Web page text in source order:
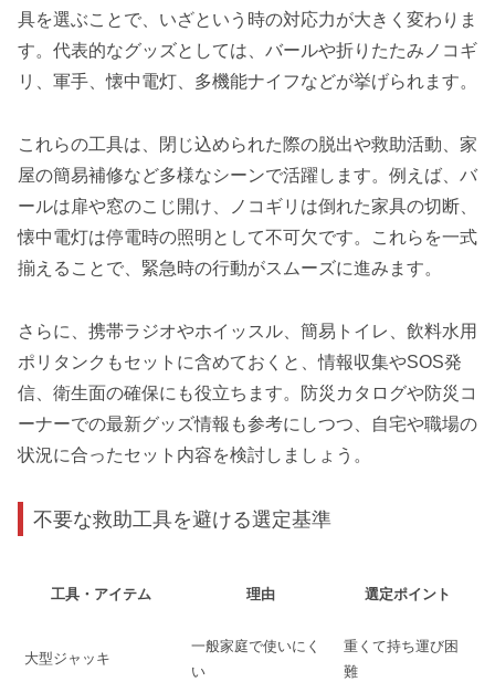
具を選ぶことで、いざという時の対応力が大きく変わりま
す。代表的なグッズとしては、バールや折りたたみノコギ
リ、軍手、懐中電灯、多機能ナイフなどが挙げられます。
これらの工具は、閉じ込められた際の脱出や救助活動、家
屋の簡易補修など多様なシーンで活躍します。例えば、バ
ールは扉や窓のこじ開け、ノコギリは倒れた家具の切断、
懐中電灯は停電時の照明として不可欠です。これらを一式
揃えることで、緊急時の行動がスムーズに進みます。
さらに、携帯ラジオやホイッスル、簡易トイレ、飲料水用
ポリタンクもセットに含めておくと、情報収集やSOS発
信、衛生面の確保にも役立ちます。防災カタログや防災コ
ーナーでの最新グッズ情報も参考にしつつ、自宅や職場の
状況に合ったセット内容を検討しましょう。
不要な救助工具を避ける選定基準
工具・アイテム 理由 選定ポイント
大型ジャッキ
一般家庭で使いにく
い
重くて持ち運び困
難